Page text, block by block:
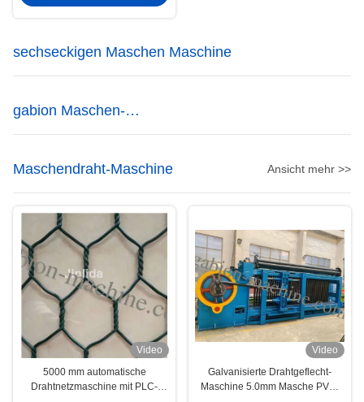
sechseckigen Maschen Maschine
gabion Maschen-
Verpackungsmaschine
Maschendraht-Maschine
Ansicht mehr >>
Video
5000 mm automatische
Drahtnetzmaschine mit PLC-
Video
Galvanisierte Drahtgeflecht-
Maschine 5.0mm Masche PVC-